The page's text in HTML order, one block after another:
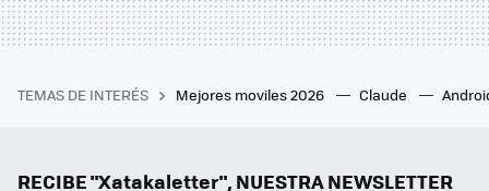
TEMAS DE INTERÉS Mejores moviles 2026 Claude
RECIBE "Xatakaletter", NUESTRA NEWSLETTER